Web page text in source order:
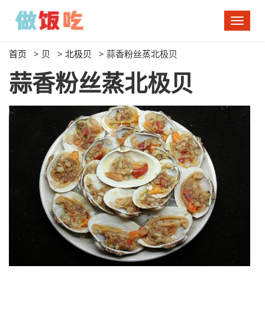
切
换
首页 > 贝 > 北极贝 > 蒜香粉丝蒸北极贝
蒜香粉丝蒸北极贝